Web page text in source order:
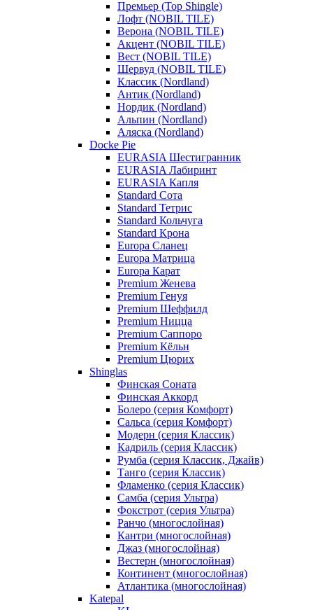
Премьер (Top Shingle)
Лофт (NOBIL TILE)
Верона (NOBIL TILE)
Акцент (NOBIL TILE)
Вест (NOBIL TILE)
Шервуд (NOBIL TILE)
Классик (Nordland)
Антик (Nordland)
Нордик (Nordland)
Альпин (Nordland)
Аляска (Nordland)
Docke Pie
EURASIA Шестигранник
EURASIA Лабиринт
EURASIA Капля
Standard Сота
Standard Тетрис
Standard Кольчуга
Standard Крона
Europa Сланец
Europa Матрица
Europa Карат
Premium Женева
Premium Генуя
Premium Шеффилд
Premium Ницца
Premium Саппоро
Premium Кёльн
Premium Цюрих
Shinglas
Финская Соната
Финская Аккорд
Болеро (серия Комфорт)
Сальса (серия Комфорт)
Модерн (серия Классик)
Кадриль (серия Классик)
Румба (серия Классик, Джайв)
Танго (серия Классик)
Фламенко (серия Классик)
Самба (серия Ультра)
Фокстрот (серия Ультра)
Ранчо (многослойная)
Кантри (многослойная)
Джаз (многослойная)
Вестерн (многослойная)
Континент (многослойная)
Атлантика (многослойная)
Katepal